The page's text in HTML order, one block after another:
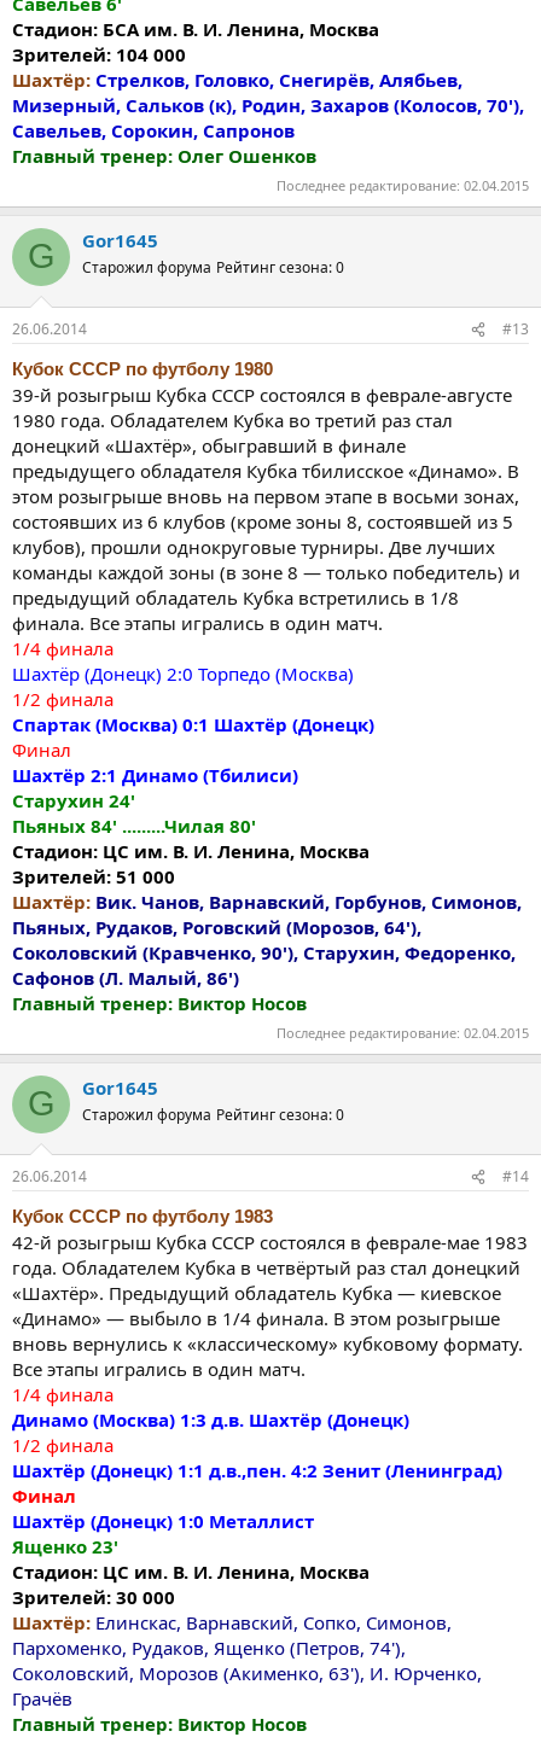
Стадион: БСА им. В. И. Ленина, Москва
Зрителей: 104 000
Шахтёр: Стрелков, Головко, Снегирёв, Алябьев,
Мизерный, Сальков (к), Родин, Захаров (Колосов, 70'),
Савельев, Сорокин, Сапронов
Главный тренер: Олег Ошенков
Последнее редактирование: 02.04.2015
G Gor1645
Старожил форума Рейтинг сезона: 0
26.06.2014
#13
Кубок СССР по футболу 1980
39-й розыгрыш Кубка СССР состоялся в феврале-августе
1980 года. Обладателем Кубка во третий раз стал
донецкий «Шахтёр», обыгравший в финале
предыдущего обладателя Кубка тбилисское «Динамо». В
этом розыгрыше вновь на первом этапе в восьми зонах,
состоявших из 6 клубов (кроме зоны 8, состоявшей из 5
клубов), прошли однокруговые турниры. Две лучших
команды каждой зоны (в зоне 8 — только победитель) и
предыдущий обладатель Кубка встретились в 1/8
финала. Все этапы игрались в один матч.
1/4 финала
Шахтёр (Донецк) 2:0 Торпедо (Москва)
1/2 финала
Спартак (Москва) 0:1 Шахтёр (Донецк)
Финал
Шахтёр 2:1 Динамо (Тбилиси)
Старухин 24'
Пьяных 84' .........Чилая 80'
Стадион: ЦС им. В. И. Ленина, Москва
Зрителей: 51 000
Шахтёр: Вик. Чанов, Варнавский, Горбунов, Симонов,
Пьяных, Рудаков, Роговский (Морозов, 64'),
Соколовский (Кравченко, 90'), Старухин, Федоренко,
Сафонов (Л. Малый, 86')
Главный тренер: Виктор Носов
Последнее редактирование: 02.04.2015
G Gor1645
Старожил форума Рейтинг сезона: 0
26.06.2014
#14
Кубок СССР по футболу 1983
42-й розыгрыш Кубка СССР состоялся в феврале-мае 1983
года. Обладателем Кубка в четвёртый раз стал донецкий
«Шахтёр». Предыдущий обладатель Кубка — киевское
«Динамо» — выбыло в 1/4 финала. В этом розыгрыше
вновь вернулись к «классическому» кубковому формату.
Все этапы игрались в один матч.
1/4 финала
Динамо (Москва) 1:3 д.в. Шахтёр (Донецк)
1/2 финала
Шахтёр (Донецк) 1:1 д.в.,пен. 4:2 Зенит (Ленинград)
Финал
Шахтёр (Донецк) 1:0 Металлист
Ященко 23'
Стадион: ЦС им. В. И. Ленина, Москва
Зрителей: 30 000
Шахтёр: Елинскас, Варнавский, Сопко, Симонов,
Пархоменко, Рудаков, Ященко (Петров, 74'),
Соколовский, Морозов (Акименко, 63'), И. Юрченко,
Грачёв
Главный тренер: Виктор Носов